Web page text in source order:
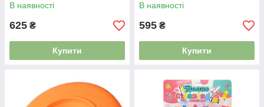
В наявності
625 ₴
Купити
В наявності
595 ₴
Купити